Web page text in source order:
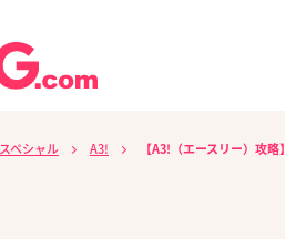
スペシャル A3! 【A3!（エースリー）攻